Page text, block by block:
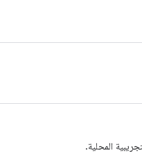
المحلية.